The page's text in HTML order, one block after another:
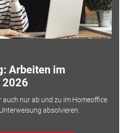
Arbeiten im
2026
auch nur ab und zu im Homeoffice
absolvieren.